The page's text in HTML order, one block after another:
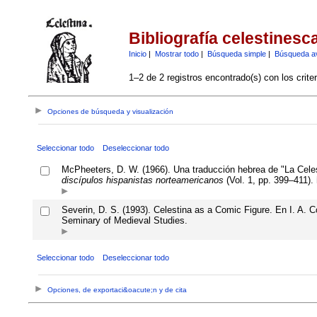
Bibliografía
Inicio| Mostrar todo| Búsqueda simple| Búsqueda
1–2 de 2 registros encontrado(s) con los
Opciones de búsqueda y visualización
Seleccionar todo Deseleccionar todo
McPheeters, D. W. (1966). Una traducción hebrea de "La
discípulos hispanistas norteamericanos (Vol. 1, pp. 399–411).
Severin, D. S. (1993). Celestina as a Comic Figure. En I. A.
Seminary of Medieval Studies.
Seleccionar todo Deseleccionar todo
Opciones, de exportaci&oacute;n y de cita